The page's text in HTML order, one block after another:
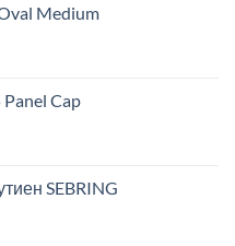
Medium
Cap
SEBRING